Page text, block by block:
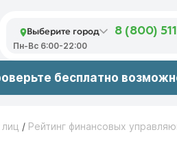
Выберите город 8 (800)
Пн-Вс 6:00-22:00
бесплатно
/ Рейтинг финансовых